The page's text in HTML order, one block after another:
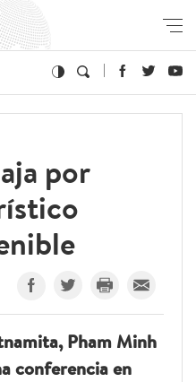
por
Pham Minh
conferencia en